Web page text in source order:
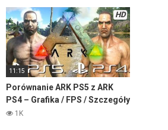
HD
11:15
Porównanie ARK PS5 z ARK
PS4 – Grafika / FPS / Szczegóły
– Ark: Survival Evolved
1K